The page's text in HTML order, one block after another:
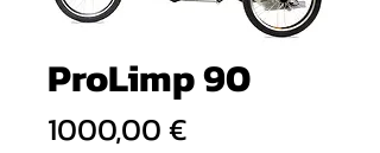
ProLimp 90
1000,00 €Prezzo